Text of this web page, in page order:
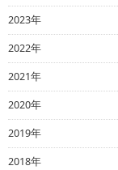
2023年
2022年
2021年
2020年
2019年
2018年